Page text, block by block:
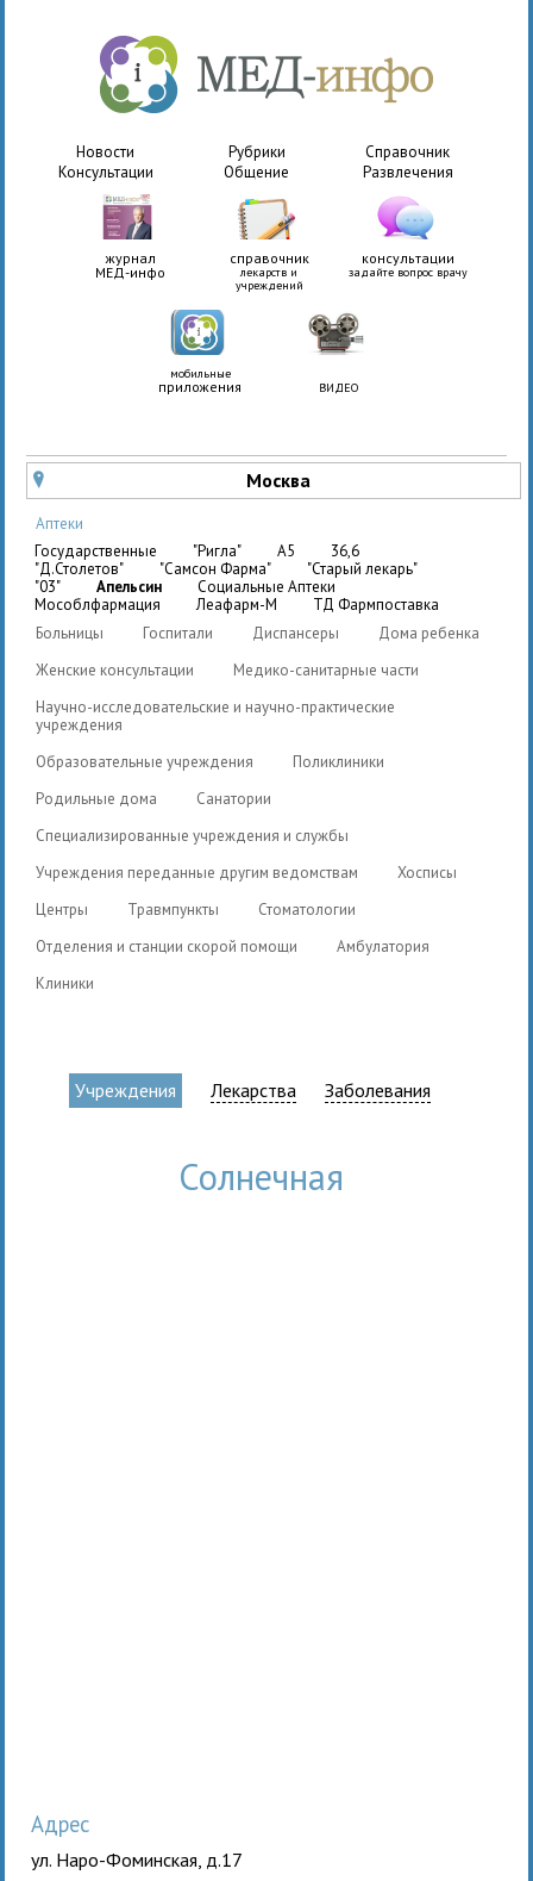
Новости Рубрики
Справочник
Консультации
Общение Развлечения
журнал
МЕД-инфо
справочник
лекарств и
учреждений
консультации
задайте вопрос врачу
мобильные
приложения ВИДЕО
u Москва
Аптеки
государственные
"Ригла" A5
36,6
"Д.Столетов"
"Самсон Фарма"
"Старый лекарь"
"03"
Апельсин
Социальные Аптеки
Мособлфармация
Леафарм-М
ТД Фармпоставка
Больницы
Госпитали Диспансеры
Дома ребенка
Женские консультации
Медико-санитарные части
Научно-исследовательские и научно-практические
учреждения
Образовательные учреждения
Поликлиники
Родильные дома
Санатории
Специализированные учреждения и службы
Учреждения переданные другим ведомствам
Хосписы
Центры
Травмпункты
Стоматологии
Отделения и станции скорой помощи
Амбулатория
Клиники
Учреждения Лекарства Заболевания
Солнечная
Адрес
ул. Наро-Фоминская, д.17